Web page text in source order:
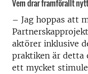
Vem drar framförallt
– Jag hoppas att
aktörer inklusive
praktiken är detta
ett mycket